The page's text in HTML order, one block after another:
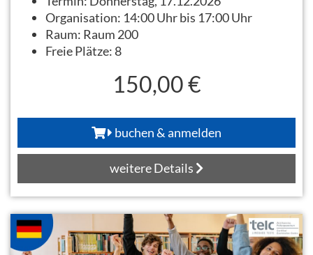
Organisation: 14:00 Uhr bis 17:00 Uhr
Raum: Raum 200
Freie Plätze: 8
150,00 €
buchen & anmelden
weitere Details